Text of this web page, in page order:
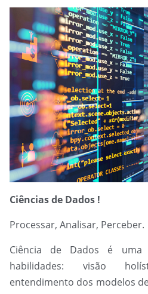
Ciências de Dados !
Processar, Analisar, Perceber.
Ciência de Dados é uma
habilidades: visão
entendimento dos modelos